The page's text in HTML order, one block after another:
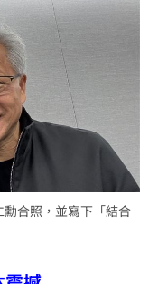
合照，並寫下「結合